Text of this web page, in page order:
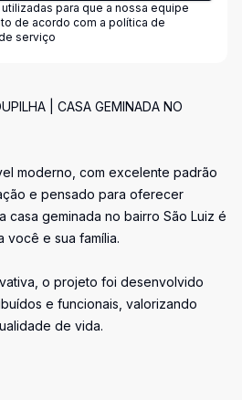
para que a nossa equipe
de acordo com a política de
serviço
| CASA GEMINADA NO
moderno, com excelente padrão
e pensado para oferecer
casa geminada no bairro São Luiz é
você e sua família.
o projeto foi desenvolvido
e funcionais, valorizando
de vida.